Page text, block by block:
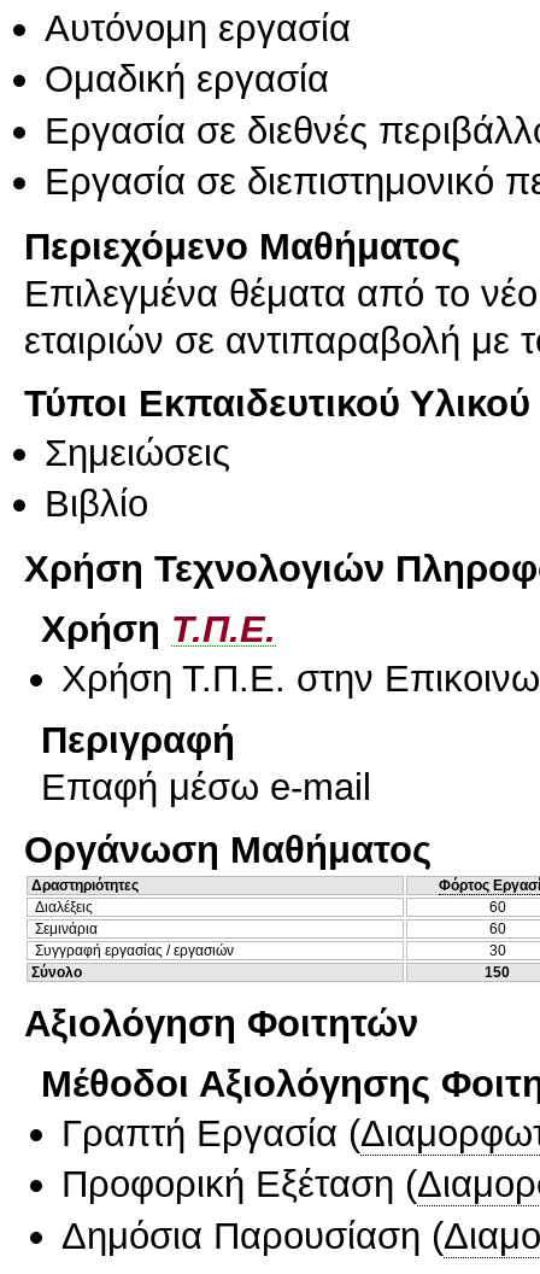
Αυτόνομη εργασία
Ομαδική εργασία
Εργασία σε διεθνές
Εργασία σε διεπιστημονικό
Περιεχόμενο Μαθήματος
Επιλεγμένα θέματα από το
εταιριών σε αντιπαραβολή με
Τύποι Εκπαιδευτικού Υλικού
Σημειώσεις
Βιβλίο
Χρήση Τεχνολογιών
Χρήση Τ.Π.Ε.
Χρήση Τ.Π.Ε. στην
Περιγραφή
Επαφή μέσω e-mail
Οργάνωση Μαθήματος
Δραστηριότητες
Φόρτος
Διαλέξεις
60
Σεμινάρια
60
Συγγραφή εργασίας / εργασιών
30
Σύνολο
150
Αξιολόγηση Φοιτητών
Μέθοδοι Αξιολόγησης
Γραπτή Εργασία (
Προφορική Εξέταση (
Δημόσια Παρουσίαση (